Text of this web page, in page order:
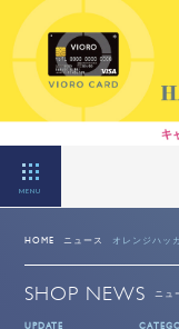
MENU
HOME ニュース オレンジハッカ
SHOP NEWS ニュ
UPDATE